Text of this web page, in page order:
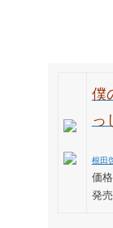
僕
っ
根田
価
発